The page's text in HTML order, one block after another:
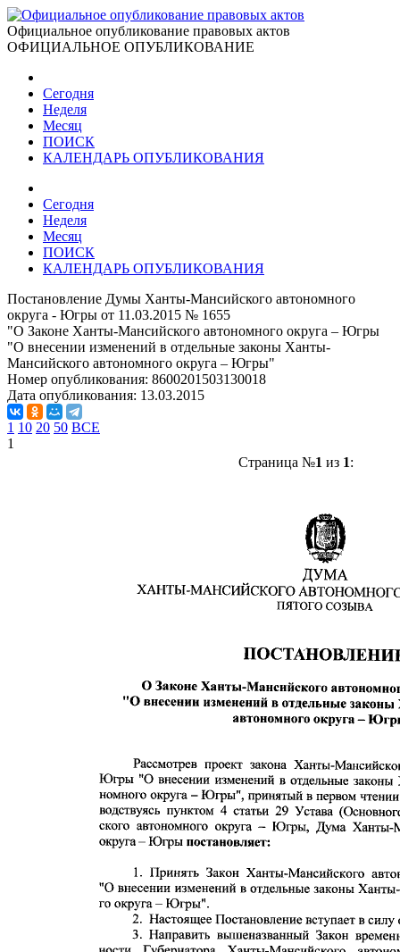
Официальное опубликование правовых актов
ОФИЦИАЛЬНОЕ ОПУБЛИКОВАНИЕ
Сегодня
Неделя
Месяц
ПОИСК
КАЛЕНДАРЬ ОПУБЛИКОВАНИЯ
Сегодня
Неделя
Месяц
ПОИСК
КАЛЕНДАРЬ ОПУБЛИКОВАНИЯ
Постановление Думы Ханты-Мансийского автономного
округа - Югры от 11.03.2015 № 1655
"О Законе Ханты-Мансийского автономного округа – Югры
"О внесении изменений в отдельные законы Ханты-
Мансийского автономного округа – Югры"
Номер опубликования: 8600201503130018
Дата опубликования: 13.03.2015
1 10 20 50 ВСЕ
1
Страница №1 из 1: